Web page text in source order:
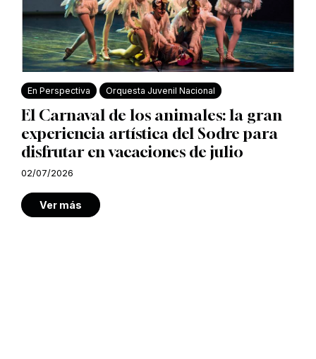
En Perspectiva Orquesta Juvenil Nacional
El Carnaval de los animales: la gran
experiencia artística del Sodre para
disfrutar en vacaciones de julio
02/07/2026
Ver más